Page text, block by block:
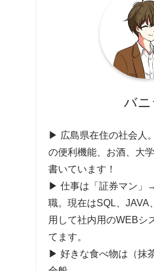
バニ
▶ 広島県在住の社会人
の便利機能、お酒、大
書いています！
▶ 仕事は「証券マン」
職。現在はSQL、JAVA
用して社内用のWEBシ
てます。
▶ 好きな食べ物は（抹